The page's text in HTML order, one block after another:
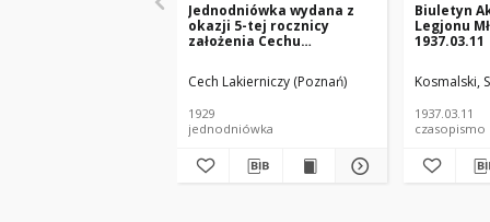
Jednodniówka wydana z
okazji 5-tej rocznicy
założenia Cechu
: 1924-1929.
Cech Lakierniczy (Poznań)
1929
jednodniówka
Biuletyn
Legjonu
1937.03.11
Kosmalski,
1937.03.11
czasopismo